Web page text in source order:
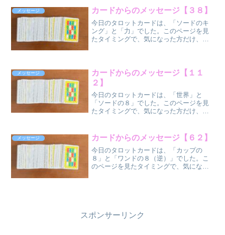
イト（逆位
メッセージ カードからのメッセージ【３８】
今日のタロットカードは、「ソードのキ
ング」と「力」でした。このページを見
たタイミングで、気になった方だけ、気
置）
力（正...
メッセージ
カードからのメッセージ【１１
２】
今日のタロットカードは、「世界」と
「ソードの８」でした。このページを見
たタイミングで、気になった方だけ、気
（正位
置）
ソードの８（正...
メッセージ カードからのメッセージ【６２】
今日のタロットカードは、「カップの
８」と「ワンドの８（逆）」でした。こ
のページを見たタイミングで、気になっ
...
スポンサーリンク